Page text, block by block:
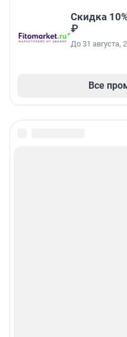
Скидка
₽
До 31 августа,
Все